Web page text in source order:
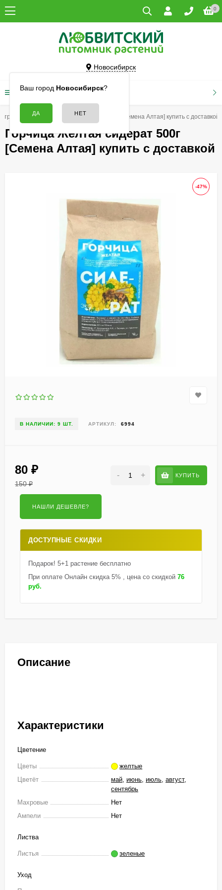
0
Новосибирск
Ваш город Новосибирск?
КАТАЛОГ ТОВАРОВ
травы Горчица Желтая сидерат 500г [Семена Алтая] купить с доставкой
Горчица Желтая сидерат 500г
[Семена Алтая] купить с доставкой
-47%
В НАЛИЧИИ: 9 ШТ. АРТИКУЛ: 6994
80 ₽
150₽
- + КУПИТЬ
ДОСТУПНЫЕ СКИДКИ
Подарок! 5+1 растение бесплатно
При оплате Онлайн скидка 5% , цена со скидкой 76
руб.
Описание
Характеристики
Цветение
Цветы
желтые
Цветёт
май, июнь, июль, август,
сентябрь
Махровые
Нет
Ампели
Нет
Листва
Листья зеленые
Уход